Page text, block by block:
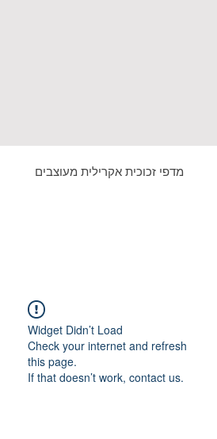
מדפי זכוכית אקרילית מעוצבים
Widget Didn’t Load
Check your internet and refresh
this page.
If that doesn’t work, contact us.